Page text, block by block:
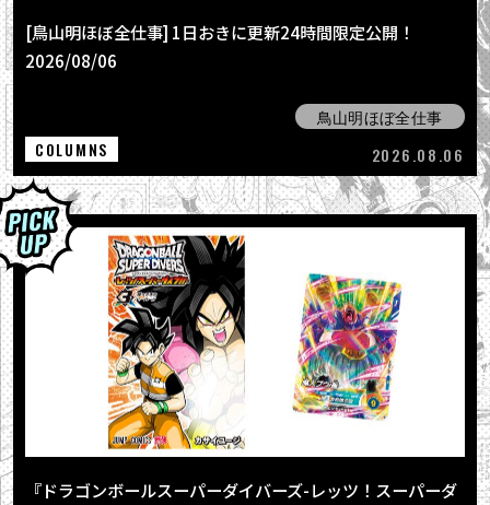
[鳥山明ほぼ全仕事] 1日おきに更新24時間限定公開！
2026/08/06
鳥山明ほぼ全仕事
COLUMNS
2026.08.06
『ドラゴンボールスーパーダイバーズ-レッツ！スーパーダ